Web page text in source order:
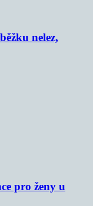
nelez,
pro ženy u